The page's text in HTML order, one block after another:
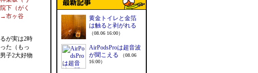
下（がく
→市ヶ谷
が実は2時
た（もっ
子2大好物
黄金トイレと金箔
は触ると剥がれる
（08.06 16:00）
AirPodsProは超音波
が聞こえる
（08.06
16:00）